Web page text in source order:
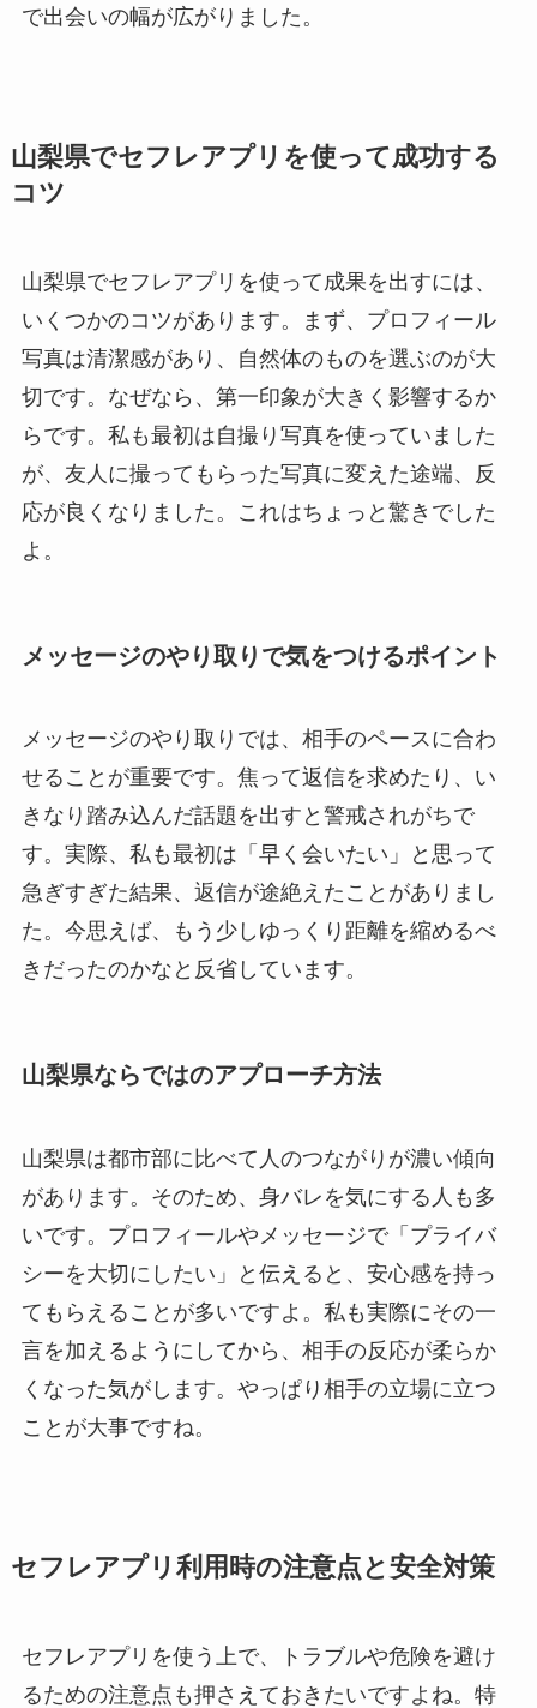
で出会いの幅が広がりました。
山梨県でセフレアプリを使って成功する
コツ
山梨県でセフレアプリを使って成果を出すには、
いくつかのコツがあります。まず、プロフィール
写真は清潔感があり、自然体のものを選ぶのが大
切です。なぜなら、第一印象が大きく影響するか
らです。私も最初は自撮り写真を使っていました
が、友人に撮ってもらった写真に変えた途端、反
応が良くなりました。これはちょっと驚きでした
よ。
メッセージのやり取りで気をつけるポイント
メッセージのやり取りでは、相手のペースに合わ
せることが重要です。焦って返信を求めたり、い
きなり踏み込んだ話題を出すと警戒されがちで
す。実際、私も最初は「早く会いたい」と思って
急ぎすぎた結果、返信が途絶えたことがありまし
た。今思えば、もう少しゆっくり距離を縮めるべ
きだったのかなと反省しています。
山梨県ならではのアプローチ方法
山梨県は都市部に比べて人のつながりが濃い傾向
があります。そのため、身バレを気にする人も多
いです。プロフィールやメッセージで「プライバ
シーを大切にしたい」と伝えると、安心感を持っ
てもらえることが多いですよ。私も実際にその一
言を加えるようにしてから、相手の反応が柔らか
くなった気がします。やっぱり相手の立場に立つ
ことが大事ですね。
セフレアプリ利用時の注意点と安全対策
セフレアプリを使う上で、トラブルや危険を避け
るための注意点も押さえておきたいですよね。特